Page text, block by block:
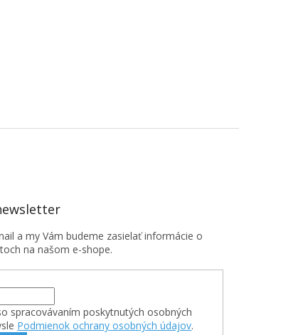
a my Vám budeme zasielať informácie o
na našom e-shope.
spracovávaním poskytnutých osobných
Podmienok ochrany osobných údajov.